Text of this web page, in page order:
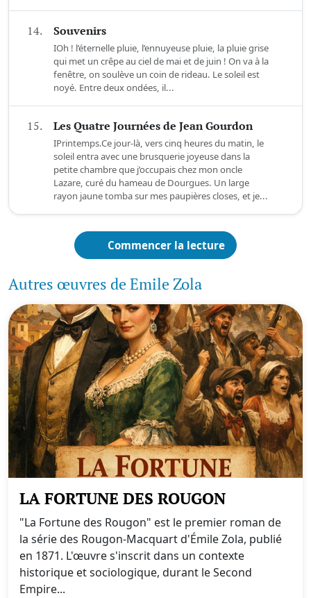
14. Souvenirs
IOh ! l’éternelle pluie, l’ennuyeuse pluie, la pluie grise
qui met un crêpe au ciel de mai et de juin ! On va à la
fenêtre, on soulève un coin de rideau. Le soleil est
noyé. Entre deux ondées, il...
15. Les Quatre Journées de Jean Gourdon
IPrintemps.Ce jour-là, vers cinq heures du matin, le
soleil entra avec une brusquerie joyeuse dans la
petite chambre que j’occupais chez mon oncle
Lazare, curé du hameau de Dourgues. Un large
rayon jaune tomba sur mes paupières closes, et je...
Commencer la lecture
Autres œuvres de Emile Zola
LA FORTUNE DES ROUGON
"La Fortune des Rougon" est le premier roman de
la série des Rougon-Macquart d'Émile Zola, publié
en 1871. L'œuvre s'inscrit dans un contexte
historique et sociologique, durant le Second
Empire...